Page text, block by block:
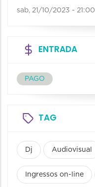
sab, 21/10/2023 - 21:00
ENTRADA
PAGO
TAG
Dj Audiovisual
Ingressos on-line